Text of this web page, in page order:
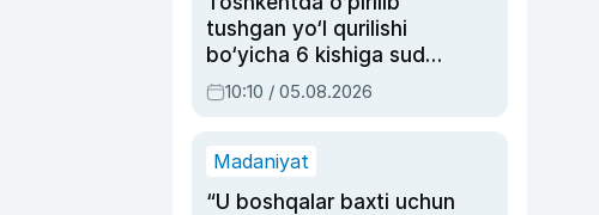
tushgan yo‘l qurilishi
bo‘yicha 6 kishiga sud
hukmi o‘qildi
10:10 / 05.08.2026
Madaniyat
“U boshqalar baxti uchun